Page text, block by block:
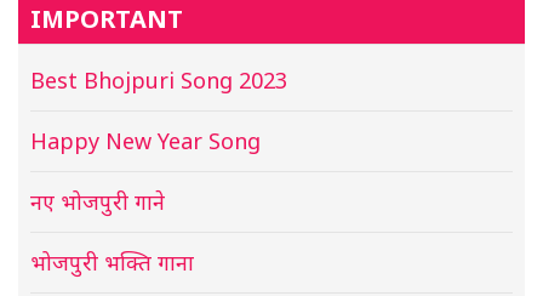
IMPORTANT
Best Bhojpuri Song 2023
Happy New Year Song
नए भोजपुरी गाने
भोजपुरी भक्ति गाना